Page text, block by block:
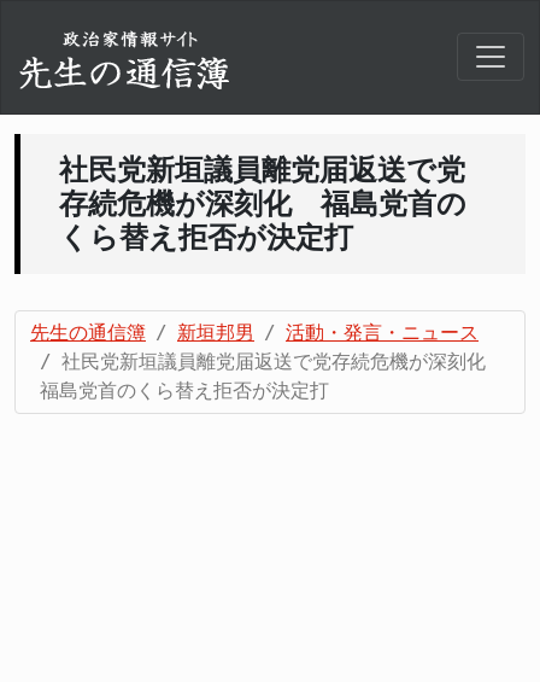
社民党新垣議員離党届返送で党
存続危機が深刻化 福島党首の
くら替え拒否が決定打
先生の通信簿 新垣邦男
活動・発言・ニュース
社民党新垣議員離党届返送で党存続危機が深刻化
福島党首のくら替え拒否が決定打